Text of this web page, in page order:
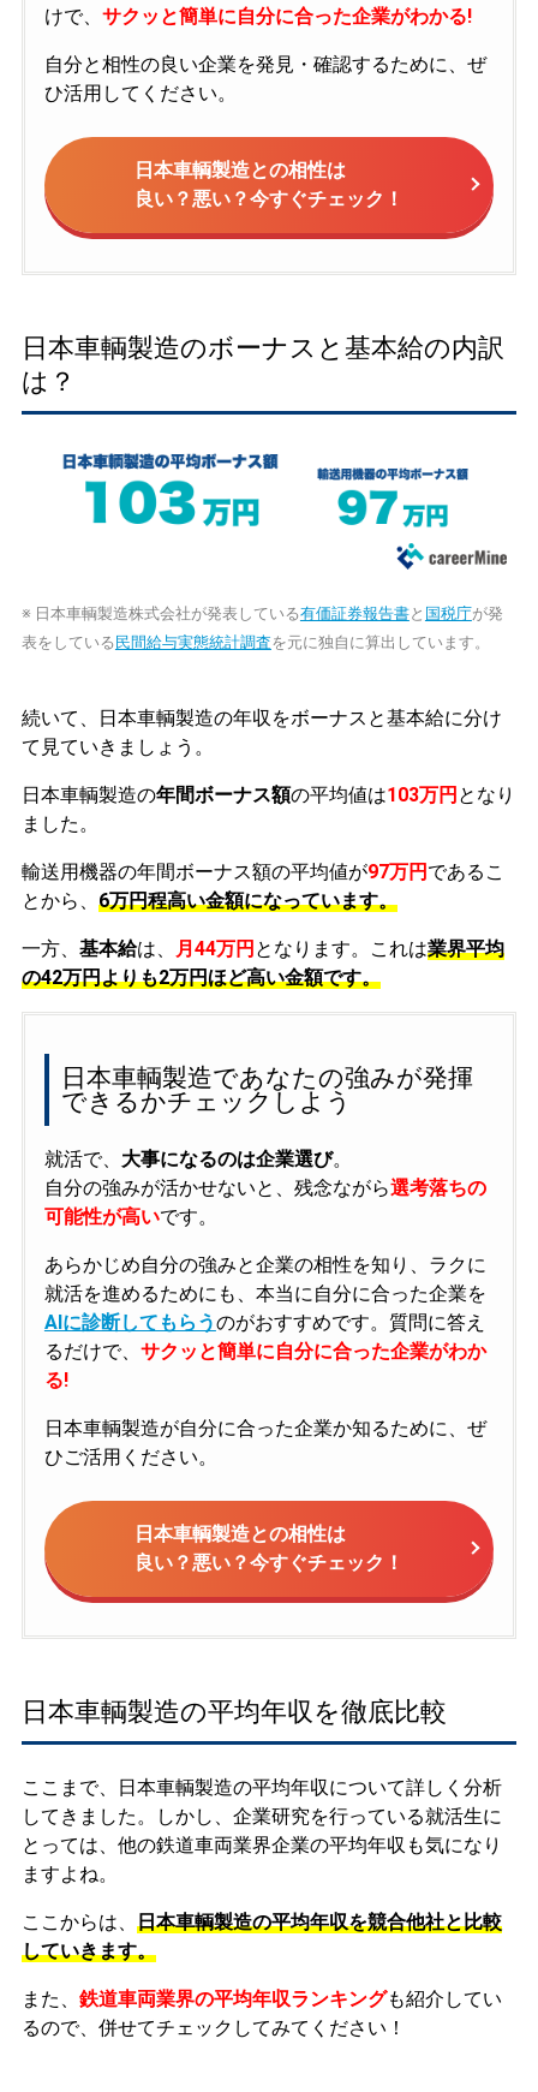
けで、 サクッと簡単に自分に合った企業がわかる!
自分と相性の良い企業を発見・確認するために、ぜ
ひ活用してください。
日本車輌製造との相性は
良い？悪い？今すぐチェック！
日本車輌製造のボーナスと基本給の内訳
は？
※ 日本車輌製造株式会社が発表している有価証券報告書と 国税庁が発
表をしている 民間給与実態統計調査を元に独自に算出しています。
続いて、日本車輌製造の年収をボーナスと基本給に分け
て見ていきましょう。
日本車輌製造の年間ボーナス額の平均値は103万円 となり
ました。
輸送用機器の年間ボーナス額の平均値が97万円 であるこ
とから、 6万円程高い金額になっています。
一方、 基本給は、 月44万円 となります。これは業界平均
の42万円よりも2万円ほど高い金額です。
日本車輌製造であなたの強みが発揮
できるかチェックしよう
就活で、 大事になるのは企業選び。
自分の強みが活かせないと、残念ながら選考落ちの
可能性が高いです。
あらかじめ自分の強みと企業の相性を知り、ラクに
就活を進めるためにも、本当に自分に合った企業を
AIに診断してもらうのがおすすめです。質問に答え
るだけで、 サクッと簡単に自分に合った企業がわか
る!
日本車輌製造が自分に合った企業か知るために、ぜ
ひご活用ください。
日本車輌製造との相性は
良い？悪い？今すぐチェック！
日本車輌製造の平均年収を徹底比較
ここまで、日本車輌製造の平均年収について詳しく分析
してきました。しかし、企業研究を行っている就活生に
とっては、他の鉄道車両業界企業の平均年収も気になり
ますよね。
ここからは、 日本車輌製造の平均年収を競合他社と比較
していきます。
また、 鉄道車両業界の平均年収ランキングも紹介してい
るので、併せてチェックしてみてください！